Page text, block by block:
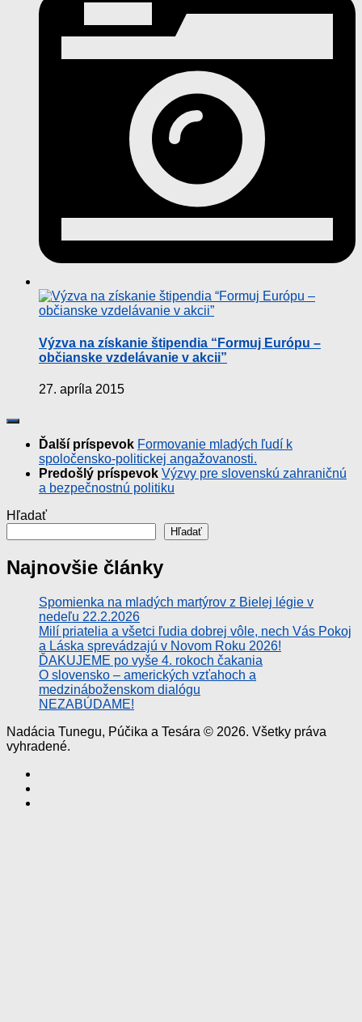
Výzva na získanie štipendia “Formuj Európu –
občianske vzdelávanie v akcii”
27. apríla 2015
Ďalší príspevok Formovanie mladých ľudí k
spoločensko-politickej angažovanosti.
Predošlý príspevok Výzvy pre slovenskú zahraničnú
a bezpečnostnú politiku
Hľadať
Hľadať
Najnovšie články
Spomienka na mladých martýrov z Bielej légie v
nedeľu 22.2.2026
Milí priatelia a všetci ľudia dobrej vôle, nech Vás Pokoj
a Láska sprevádzajú v Novom Roku 2026!
ĎAKUJEME po vyše 4. rokoch čakania
O slovensko – amerických vzťahoch a
medzináboženskom dialógu
NEZABÚDAME!
Nadácia Tunegu, Púčika a Tesára © 2026. Všetky práva
vyhradené.